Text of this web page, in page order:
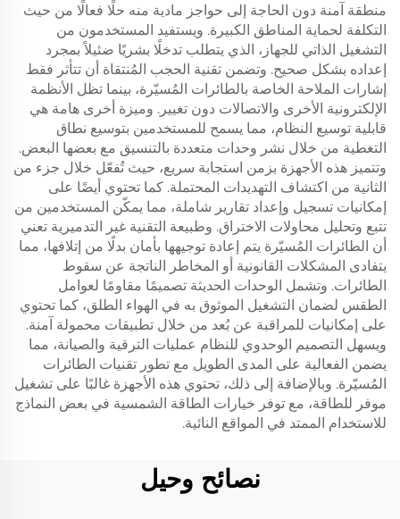
منطقة آمنة دون الحاجة إلى حواجز مادية منه حلًا فعالًا من حيث
التكلفة لحماية المناطق الكبيرة. ويستفيد المستخدمون من
التشغيل الذاتي للجهاز، الذي يتطلب تدخلًا بشريًا ضئيلاً بمجرد
إعداده بشكل صحيح. وتضمن تقنية الحجب المُنتقاة أن تتأثر فقط
إشارات الملاحة الخاصة بالطائرات المُسيّرة، بينما تظل الأنظمة
الإلكترونية الأخرى والاتصالات دون تغيير. وميزة أخرى هامة هي
قابلية توسيع النظام، مما يسمح للمستخدمين بتوسيع نطاق
التغطية من خلال نشر وحدات متعددة بالتنسيق مع بعضها البعض.
وتتميز هذه الأجهزة بزمن استجابة سريع، حيث تُفعّل خلال جزء من
الثانية من اكتشاف التهديدات المحتملة. كما تحتوي أيضًا على
إمكانيات تسجيل وإعداد تقارير شاملة، مما يمكّن المستخدمين من
تتبع وتحليل محاولات الاختراق. وطبيعة التقنية غير التدميرية تعني
أن الطائرات المُسيّرة يتم إعادة توجيهها بأمان بدلًا من إتلافها، مما
يتفادى المشكلات القانونية أو المخاطر الناتجة عن سقوط
الطائرات. وتشمل الوحدات الحديثة تصميمًا مقاومًا لعوامل
الطقس لضمان التشغيل الموثوق به في الهواء الطلق، كما تحتوي
على إمكانيات للمراقبة عن بُعد من خلال تطبيقات محمولة آمنة.
ويسهل التصميم الوحدوي للنظام عمليات الترقية والصيانة، مما
يضمن الفعالية على المدى الطويل مع تطور تقنيات الطائرات
المُسيّرة. وبالإضافة إلى ذلك، تحتوي هذه الأجهزة غالبًا على تشغيل
موفر للطاقة، مع توفر خيارات الطاقة الشمسية في بعض النماذج
للاستخدام الممتد في المواقع النائية.
نصائح وحيل